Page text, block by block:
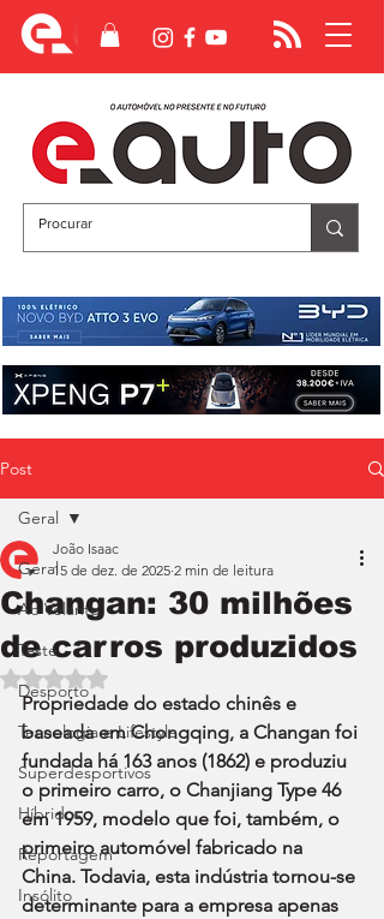
Post
Geral
Ao Volante
Teste
Desporto
Tecnologia e Lifestyle
Superdesportivos
Híbridos
Reportagem
Insólito
Geral
Changan: 30 milhões
de carros produzidos
João Isaac
15 de dez. de 2025 2 min de leitura
Avaliado com NaN de 5 estrelas.
Propriedade do estado chinês e
baseada em Chongqing, a Changan foi
fundada há 163 anos (1862) e produziu
o primeiro carro, o Chanjiang Type 46
em 1959, modelo que foi, também, o
primeiro automóvel fabricado na
China. Todavia, esta indústria tornou-se
determinante para a empresa apenas